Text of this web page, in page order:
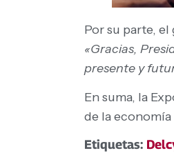
Por su parte,
«Gracias,
presente y
En suma, la
de la
Etiquetas: